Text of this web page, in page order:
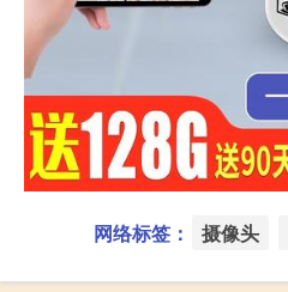
网络标签： 摄像头